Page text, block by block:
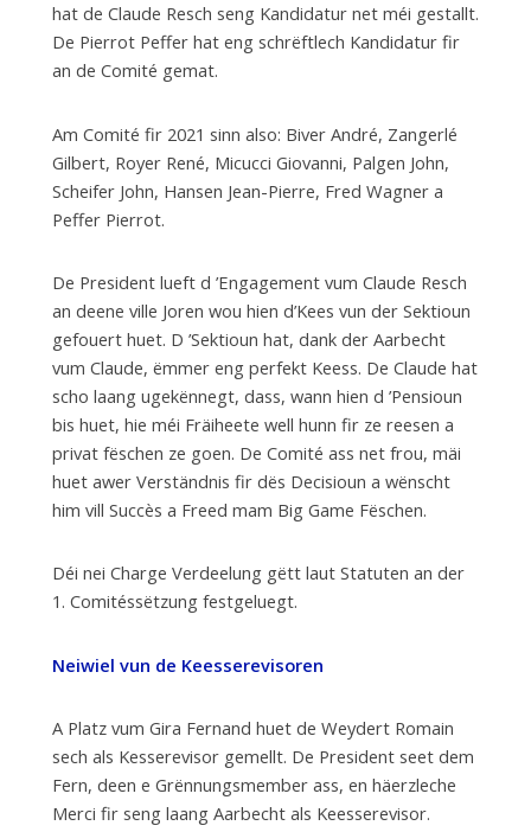
hat de Claude Resch seng Kandidatur net méi gestallt.
De Pierrot Peffer hat eng schrëftlech Kandidatur fir
an de Comité gemat.
Am Comité fir 2021 sinn also: Biver André, Zangerlé
Gilbert, Royer René, Micucci Giovanni, Palgen John,
Scheifer John, Hansen Jean-Pierre, Fred Wagner a
Peffer Pierrot.
De President lueft d ’Engagement vum Claude Resch
an deene ville Joren wou hien d’Kees vun der Sektioun
gefouert huet. D ’Sektioun hat, dank der Aarbecht
vum Claude, ëmmer eng perfekt Keess. De Claude hat
scho laang ugekënnegt, dass, wann hien d ’Pensioun
bis huet, hie méi Fräiheete well hunn fir ze reesen a
privat fëschen ze goen. De Comité ass net frou, mäi
huet awer Verständnis fir dës Decisioun a wënscht
him vill Succès a Freed mam Big Game Fëschen.
Déi nei Charge Verdeelung gëtt laut Statuten an der
1. Comitéssëtzung festgeluegt.
Neiwiel vun de Keesserevisoren
A Platz vum Gira Fernand huet de Weydert Romain
sech als Kesserevisor gemellt. De President seet dem
Fern, deen e Grënnungsmember ass, en häerzleche
Merci fir seng laang Aarbecht als Keesserevisor.